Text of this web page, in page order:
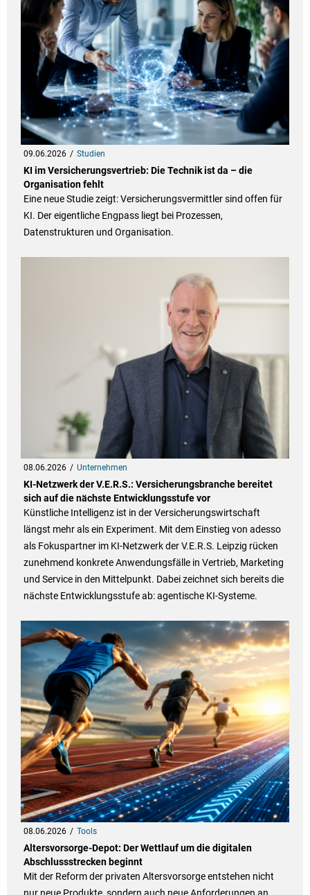
09.06.2026 Studien
KI im Versicherungsvertrieb: Die Technik ist da – die
Organisation fehlt
Eine neue Studie zeigt: Versicherungsvermittler sind offen für
KI. Der eigentliche Engpass liegt bei Prozessen,
Datenstrukturen und Organisation.
08.06.2026 Unternehmen
KI-Netzwerk der V.E.R.S.: Versicherungsbranche bereitet
sich auf die nächste Entwicklungsstufe vor
Künstliche Intelligenz ist in der Versicherungswirtschaft
längst mehr als ein Experiment. Mit dem Einstieg von adesso
als Fokuspartner im KI-Netzwerk der V.E.R.S. Leipzig rücken
zunehmend konkrete Anwendungsfälle in Vertrieb, Marketing
und Service in den Mittelpunkt. Dabei zeichnet sich bereits die
nächste Entwicklungsstufe ab: agentische KI-Systeme.
08.06.2026 Tools
Altersvorsorge-Depot: Der Wettlauf um die digitalen
Abschlussstrecken beginnt
Mit der Reform der privaten Altersvorsorge entstehen nicht